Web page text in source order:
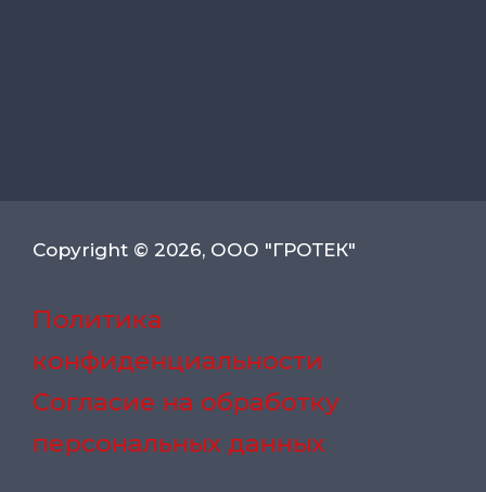
Copyright © 2026, ООО "ГРОТЕК"
Политика
конфиденциальности
Согласие на обработку
персональных данных